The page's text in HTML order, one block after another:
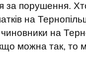
порушення.
на
на
можна так, то